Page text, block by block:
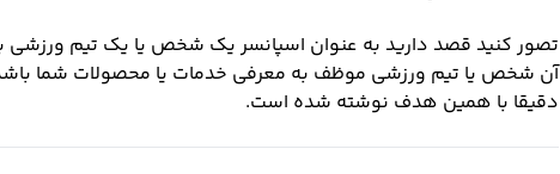
تصور کنید قصد دارید به عنوان اسپانسر یک شخص یا یک تیم ورزشی
آن شخص یا تیم ورزشی موظف به معرفی خدمات یا محصولات شما
دقیقا با همین هدف نوشته شده است.